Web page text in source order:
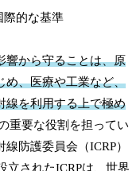
際的な基準
響から守ることは、原
め、医療や工業など、
線を利用する上で極め
重要な役割を担ってい
防護委員会（ICRP）
立されたICRPは、世界